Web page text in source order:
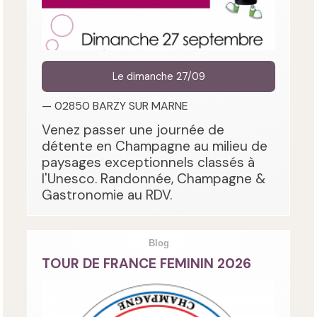
Le dimanche 27/09
— 02850 BARZY SUR MARNE
Venez passer une journée de
détente en Champagne au milieu de
paysages exceptionnels classés à
l'Unesco. Randonnée, Champagne &
Gastronomie au RDV.
Blog
TOUR DE FRANCE FEMININ 2026